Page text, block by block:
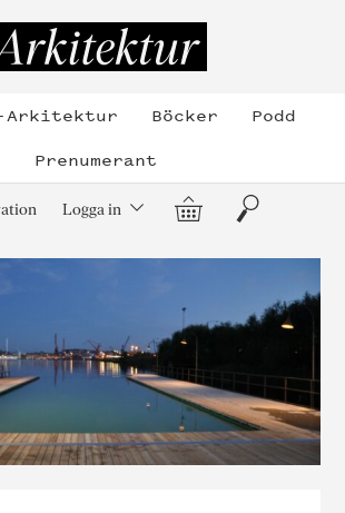
Arkitektur Böcker
Podd
Prenumerant
Logga in Varukorg
Sök